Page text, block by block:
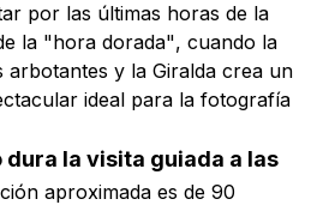
por las últimas horas de la
la "hora dorada", cuando la
arbotantes y la Giralda crea un
ideal para la fotografía
dura la visita guiada a las
aproximada es de 90